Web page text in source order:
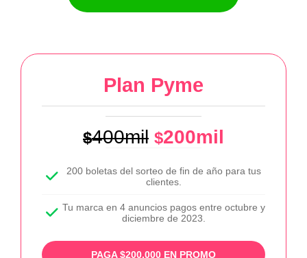
Plan Pyme
$400mil $200mil
200 boletas del sorteo de fin de año para tus
clientes.
Tu marca en 4 anuncios pagos entre octubre y
diciembre de 2023.
PAGA $200.000 EN PROMO